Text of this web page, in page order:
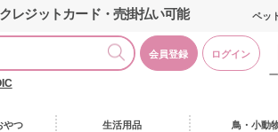
クレジットカード・売掛払い可能
会員登録 ログイン
ペッ
やつ 生活用品 鳥・小動